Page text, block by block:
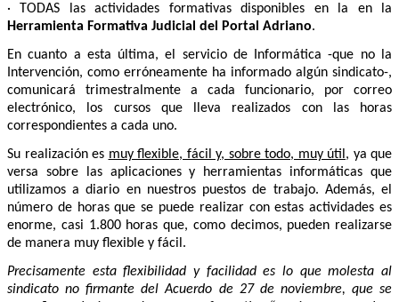
· TODAS las actividades formativas disponibles en la en la
Herramienta Formativa Judicial del Portal Adriano.
En cuanto a esta última, el servicio de Informática -que no la
Intervención, como erróneamente ha informado algún sindicato-,
comunicará trimestralmente a cada funcionario, por correo
electrónico, los cursos que lleva realizados con las horas
correspondientes a cada uno.
Su realización es muy flexible, fácil y, sobre todo, muy útil , ya que
versa sobre las aplicaciones y herramientas informáticas que
utilizamos a diario en nuestros puestos de trabajo. Además, el
número de horas que se puede realizar con estas actividades es
enorme, casi 1.800 horas que, como decimos, pueden realizarse
de manera muy flexible y fácil.
Precisamente esta flexibilidad y facilidad es lo que molesta al
sindicato no firmante del Acuerdo de 27 de noviembre, que se